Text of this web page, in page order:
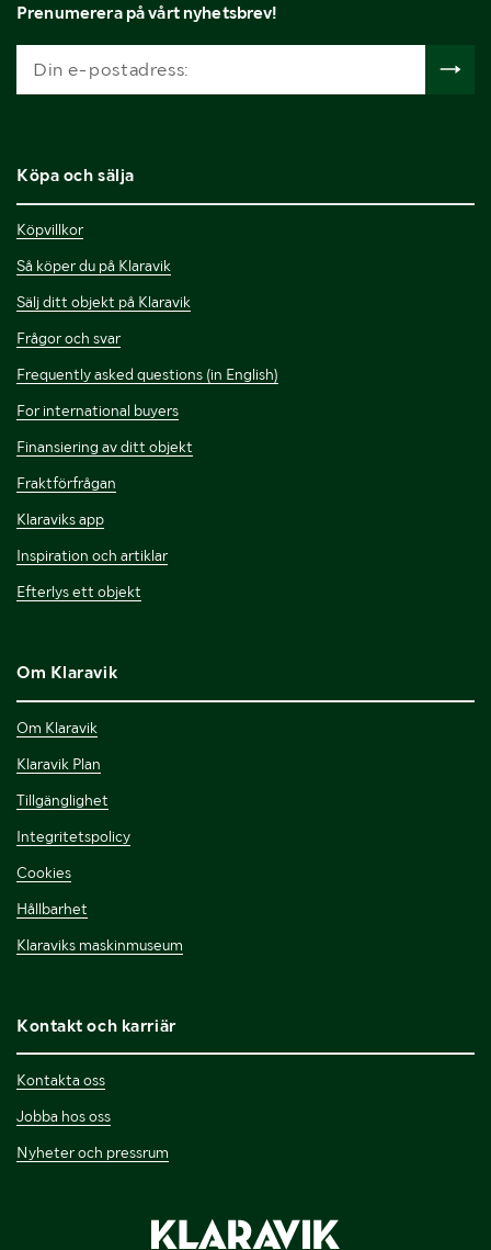
Prenumerera på vårt nyhetsbrev!
Köpa och sälja
Köpvillkor
Så köper du på Klaravik
Sälj ditt objekt på Klaravik
Frågor och svar
Frequently asked questions (in English)
For international buyers
Finansiering av ditt objekt
Fraktförfrågan
Klaraviks app
Inspiration och artiklar
Efterlys ett objekt
Om Klaravik
Om Klaravik
Klaravik Plan
Tillgänglighet
Integritetspolicy
Cookies
Hållbarhet
Klaraviks maskinmuseum
Kontakt och karriär
Kontakta oss
Jobba hos oss
Nyheter och pressrum